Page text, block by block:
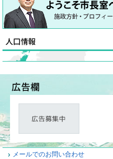
メールでのお問い合わせ